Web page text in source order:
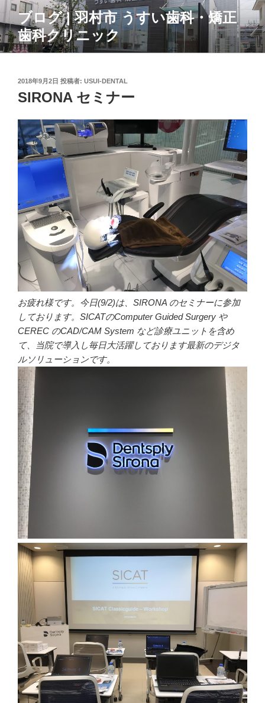
コ
ン
テ
ン
ブログ | 羽村市 うすい歯科・矯正
歯科クリニック
投
稿
日:
2018年9月2日 投稿者: USUI-DENTAL
SIRONA セミナー
お疲れ様です。今日(9/2)は、SIRONA のセミナーに参加
しております。SICATのComputer Guided Surgery や
CEREC のCAD/CAM System など診療ユニットを含め
て、当院で導入し毎日大活躍しております最新のデジタ
ルソリューションです。